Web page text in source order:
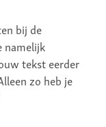
bij de
namelijk
tekst eerder
zo heb je